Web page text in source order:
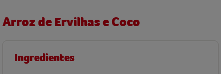
Arroz de Ervilhas e Coco
Ingredientes